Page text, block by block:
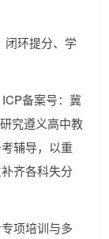
闭环提分、学
备案号：冀
究遵义高中教
辅导，以重
齐各科失分
项培训与多